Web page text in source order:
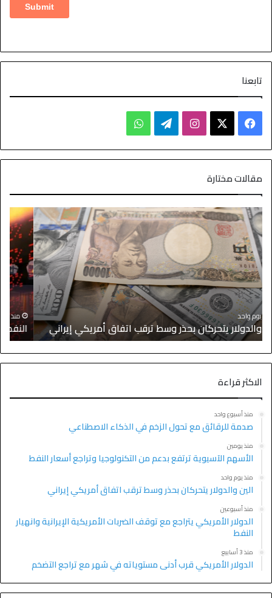
تابعنا
مقالات مختارة
منذ يوم واحد
النفط يتراجع مع تأجيج محادثات إيران وعمان
الاكثر قراءة
منذ أسبوع واحد
صدمة للرقائق مع تحول الزخم في الذكاء الاصطناعي
منذ يومين
الأسهم الآسيوية ترتفع بدعم من التكنولوجيا وتراجع أسعار النفط
منذ يوم واحد
الين والدولار يتحركان بحذر وسط ترقب اتفاق أمريكي إيراني
منذ أسبوعين
الدولار الأمريكي يتراجع مع توقف الضربات الأمريكية الإيرانية وانهيار
النفط
منذ 3 أسابيع
الدولار الأمريكي قرب أدنى مستوياته في شهر مع تراجع التضخم